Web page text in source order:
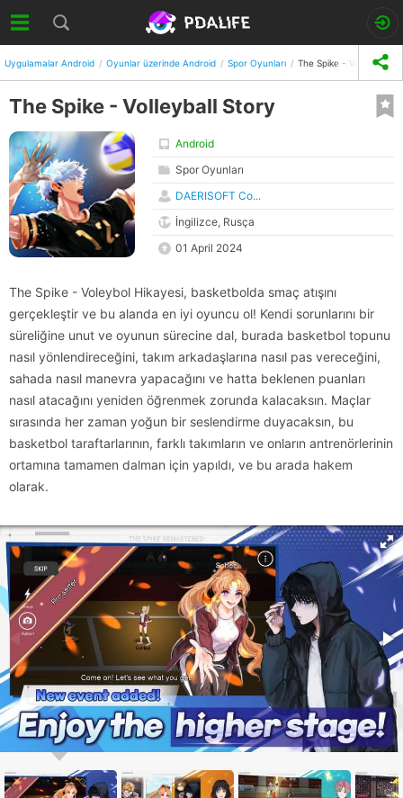
Uygulamalar Android Oyunlar üzerinde Android Spor Oyunları The Spike - Volleyball
The Spike - Volleyball Story
Android
Spor Oyunları
DAERISOFT Co...
İngilizce, Rusça
01 April 2024
The Spike - Voleybol Hikayesi, basketbolda smaç atışını
gerçekleştir ve bu alanda en iyi oyuncu ol! Kendi sorunlarını bir
süreliğine unut ve oyunun sürecine dal, burada basketbol topunu
nasıl yönlendireceğini, takım arkadaşlarına nasıl pas vereceğini,
sahada nasıl manevra yapacağını ve hatta beklenen puanları
nasıl atacağını yeniden öğrenmek zorunda kalacaksın. Maçlar
sırasında her zaman yoğun bir seslendirme duyacaksın, bu
basketbol taraftarlarının, farklı takımların ve onların antrenörlerinin
ortamına tamamen dalman için yapıldı, ve bu arada hakem
olarak.